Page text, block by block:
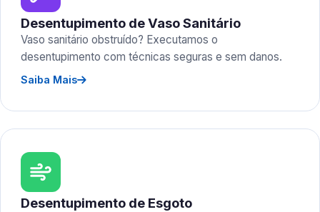
Desentupimento de Vaso Sanitário
Vaso sanitário obstruído? Executamos o
desentupimento com técnicas seguras e sem danos.
Saiba Mais
Desentupimento de Esgoto